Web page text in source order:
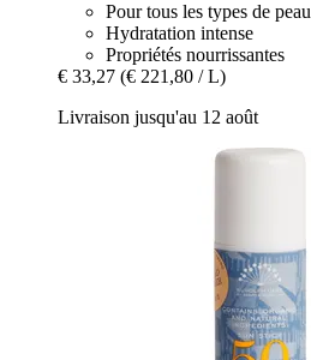
Pour tous les types de peau
Hydratation intense
Propriétés nourrissantes
€ 33,27 (€ 221,80 / L)
Livraison jusqu'au 12 août